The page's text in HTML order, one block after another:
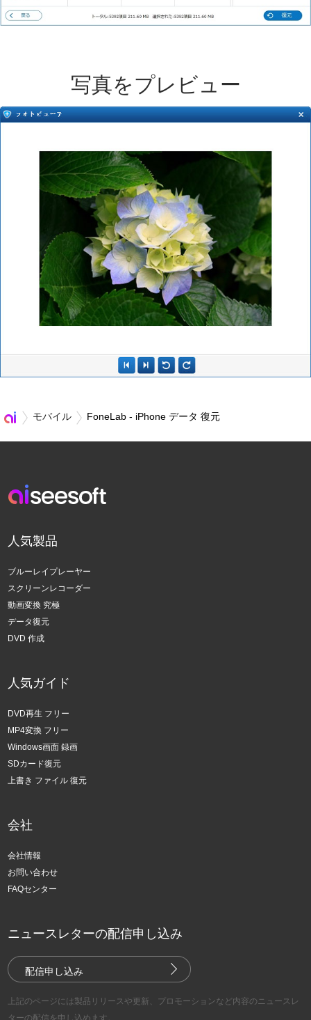
写真をプレビュー
モバイル FoneLab - iPhone データ 復元
人気製品
ブルーレイプレーヤー
スクリーンレコーダー
動画変換 究極
データ復元
DVD 作成
人気ガイド
DVD再生 フリー
MP4変換 フリー
Windows画面 録画
SDカード復元
上書き ファイル 復元
会社
会社情報
お問い合わせ
FAQセンター
ニュースレターの配信申し込み
配信申し込み
上記のページには製品リリースや更新、プロモーションなど内容のニュースレ
ターの配信を申し込めます。